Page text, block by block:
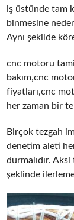
iş üstünde tam
binmesine
Aynı şekilde
cnc motoru
bakım,cnc
fiyatları,cnc
her zaman bir
Birçok tezgah
denetim aleti
durmalıdır.
şeklinde